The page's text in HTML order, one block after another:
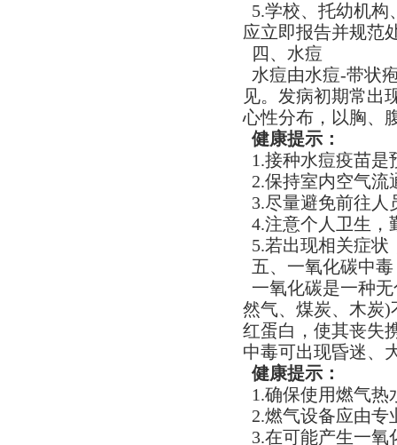
5.学校、托幼机
应立即报告并规范
四、水痘​
水痘由水痘-带状
见。发病初期常出
心性分布，以胸、
健康提示：​
1.接种水痘疫苗
2.保持室内空气
3.尽量避免前往
4.注意个人卫生，
5.若出现相关症
五、一氧化碳中毒 ​
一氧化碳是一种
然气、煤炭、木炭
红蛋白，使其丧失
中毒可出现昏迷、
健康提示：​
1.确保使用燃气
2.燃气设备应由
3.在可能产生一